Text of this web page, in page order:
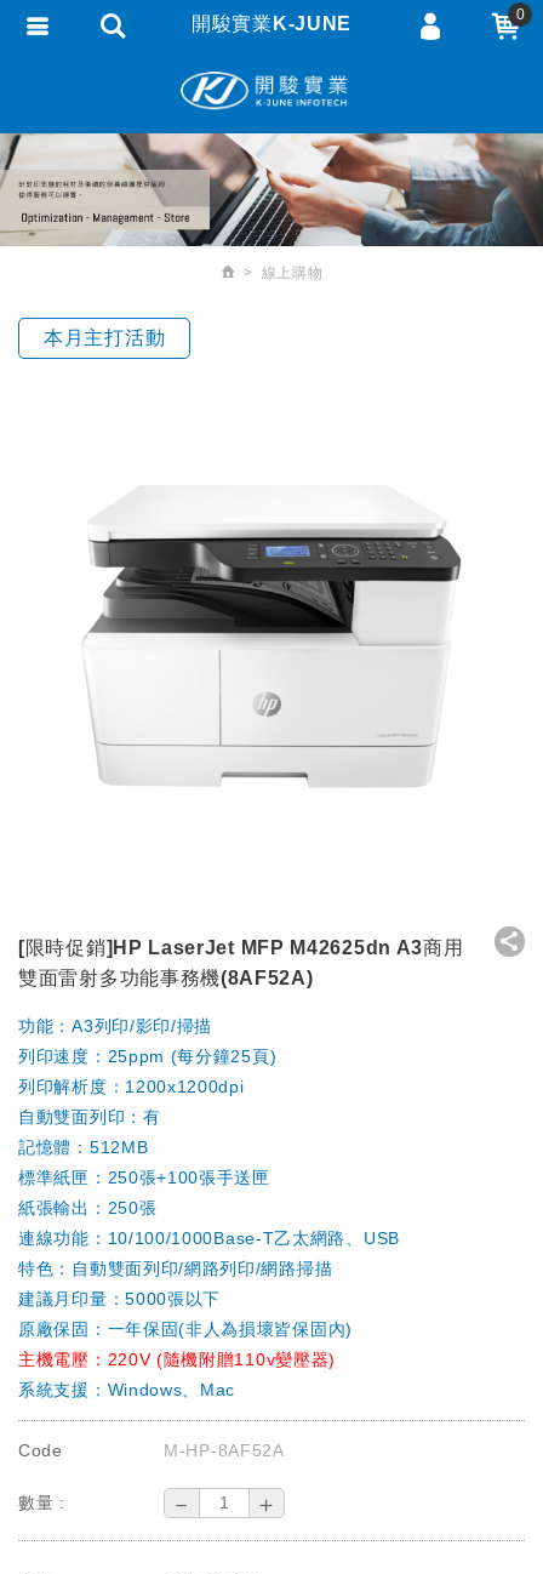
線上購物
本月主打活動
[限時促銷]HP LaserJet MFP M42625dn A3商用
雙面雷射多功能事務機(8AF52A)
功能：A3列印/影印/掃描
列印速度：25ppm (每分鐘25頁)
列印解析度：1200x1200dpi
自動雙面列印：有
記憶體：512MB
標準紙匣：250張+100張手送匣
紙張輸出：250張
連線功能：10/100/1000Base-T乙太網路、USB
特色：自動雙面列印/網路列印/網路掃描
建議月印量：5000張以下
原廠保固：一年保固(非人為損壞皆保固內)
主機電壓：220V (隨機附贈110v變壓器)
系統支援：Windows、Mac
Code M-HP-8AF52A
數量 : － ＋
開駿實業K-JUNE 0
會員登入
忘記密碼
訂單查詢
繁體中文